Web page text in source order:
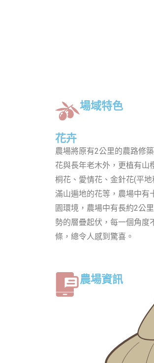
場域特色
花卉
農場將原有2公里的農路修
花與長年老木外，更植有山
桐花、愛情花、金針花(平
滿山遍地的花等，農場中有
園環境，農場中有長約2公
勢的層疊起伏，每一個角度
條，總令人感到驚喜。
農場資訊